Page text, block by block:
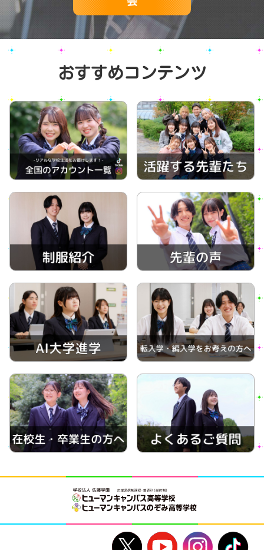
おすすめコンテンツ